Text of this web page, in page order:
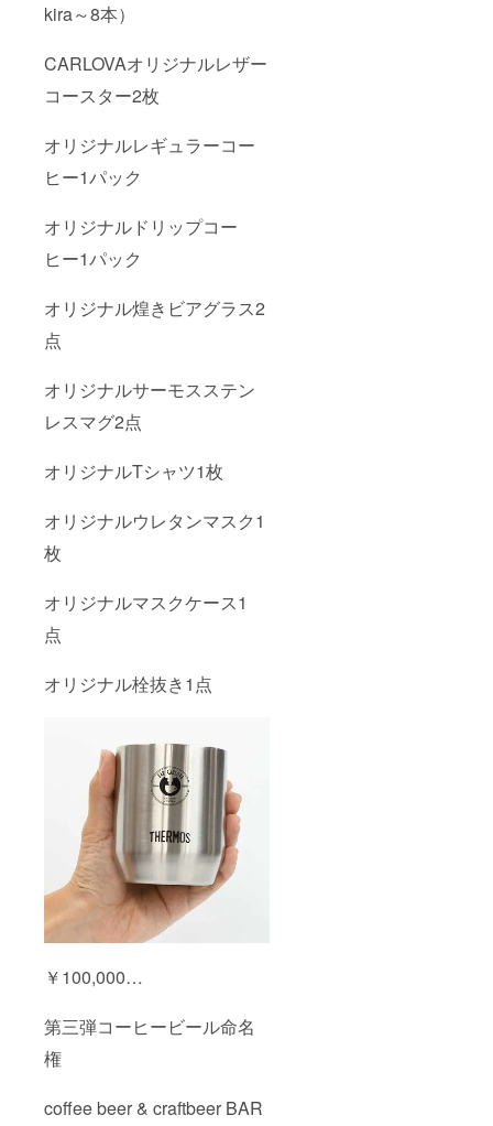
kira～8本）
CARLOVAオリジナルレザー
コースター2枚
オリジナルレギュラーコー
ヒー1パック
オリジナルドリップコー
ヒー1パック
オリジナル煌きビアグラス2
点
オリジナルサーモスステン
レスマグ2点
オリジナルTシャツ1枚
オリジナルウレタンマスク1
枚
オリジナルマスクケース1
点
オリジナル栓抜き1点
￥100,000…
第三弾コーヒービール命名
権
coffee beer & craftbeer BAR